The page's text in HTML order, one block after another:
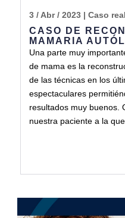
CASO DE
MAMARIA
3 / Abr / 2023| Caso real
Una parte muy
de mama es la
de las técnicas en los
espectaculares
resultados muy buenos.
nuestra paciente a la